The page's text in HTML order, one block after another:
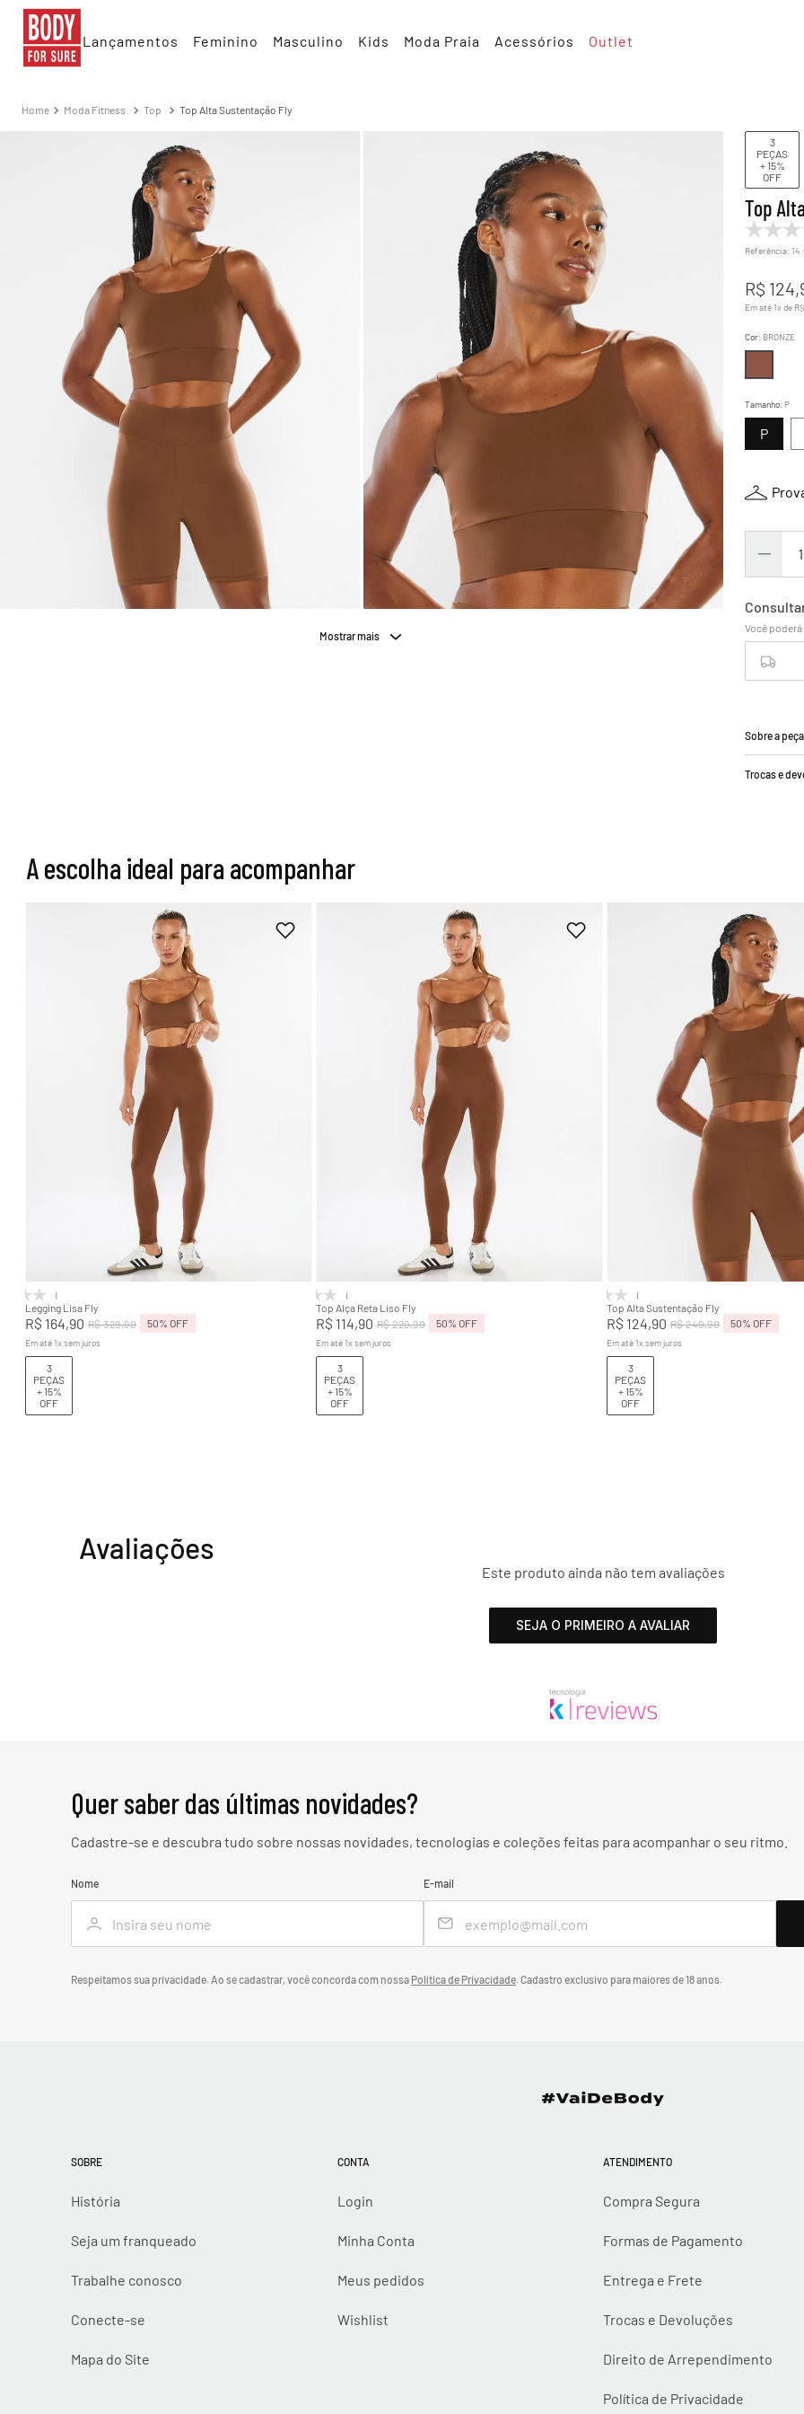
Lançamentos Feminino Masculino Kids Moda Praia Acessórios Outlet
Moda Fitness Top Top Alta Sustentação Fly
Mostrar mais
3
PEÇAS
+ 15%
OFF
Top
Referência:
R$ 124,
Em até 1x de R$
Tamanho: P
P
Cor: BRONZE
Sobre a peça
Trocas e
A escolha ideal para acompanhar
G
M
Adicionar na sacola
(0)
Legging Lisa Fly
R$ 164,90 R$329,90 50% OFF
Em até 1xsem juros
3
PEÇAS
+ 15%
OFF
G
M
Adicionar na sacola
(0)
Top Alça Reta Liso Fly
R$ 114,90 R$229,90 50% OFF
Em até 1xsem juros
3
PEÇAS
+ 15%
OFF
Adicionar na sacola
(0)
Top Alta Sustentação Fly
R$ 124,90 R$249,90 50% OFF
Em até 1xsem juros
3
PEÇAS
+ 15%
OFF
Avaliações
Este produto ainda não tem avaliações
SEJA O PRIMEIRO A AVALIAR
Quer saber das últimas novidades?
Cadastre-se e descubra tudo sobre nossas novidades, tecnologias e coleções feitas para acompanhar o seu ritmo.
Nome E-mail
Respeitamos sua privacidade. Ao se cadastrar, você concorda com nossa Política de Privacidade.Cadastro exclusivo para maiores de 18 anos.
SOBRE
História
Seja um franqueado
Trabalhe conosco
Conecte-se
Mapa do Site
CONTA
Login
Minha Conta
Meus pedidos
Wishlist
ATENDIMENTO
Compra Segura
Formas de Pagamento
Entrega e Frete
Trocas e Devoluções
Direito de Arrependimento
Política de Privacidade